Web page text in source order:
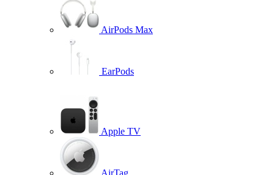
AirPods Max
EarPods
Apple TV